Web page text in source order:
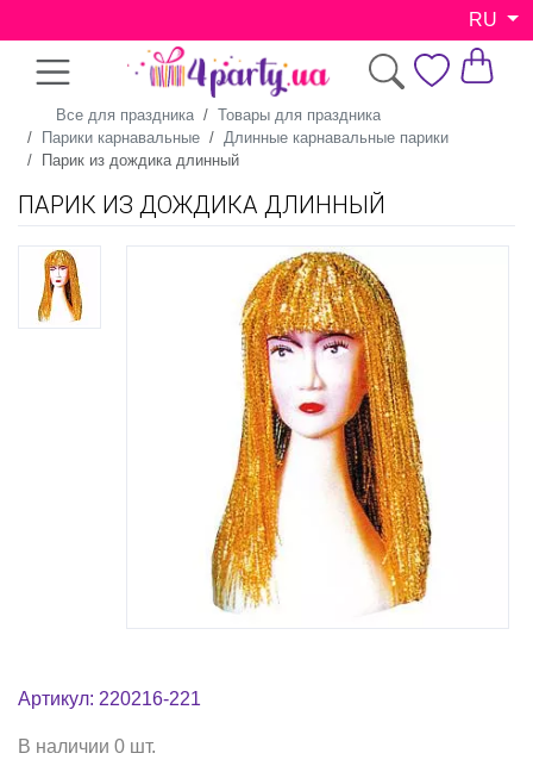
RU
Все для праздника
Товары для праздника
Парики карнавальные
Длинные карнавальные парики
Парик из дождика длинный
ПАРИК ИЗ ДОЖДИКА ДЛИННЫЙ
Артикул: 220216-221
В наличии 0 шт.